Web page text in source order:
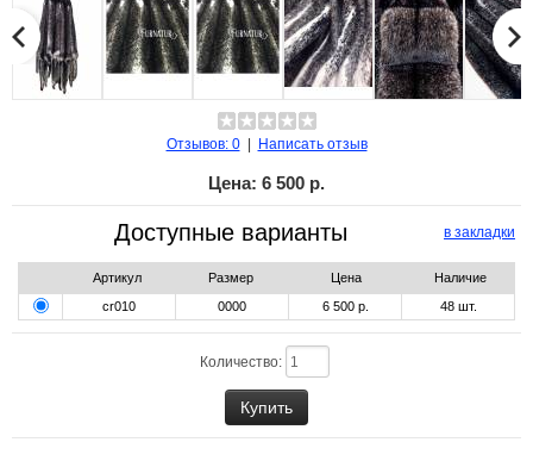
Отзывов: 0| Написать отзыв
Цена: 6 500 р.
в закладки
Доступные варианты
Артикул Размер Цена
Наличие
cr010
0000 6 500 р. 48 шт.
Количество: